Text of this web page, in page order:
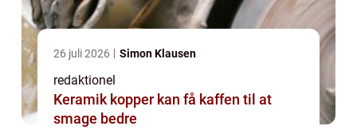
26 juli 2026 Simon Klausen
redaktionel
Keramik kopper kan få kaffen til at
smage bedre